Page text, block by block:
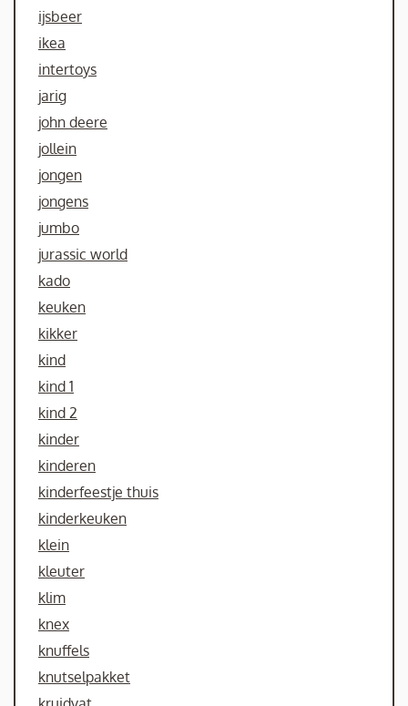
ijsbeer
ikea
intertoys
jarig
john deere
jollein
jongen
jongens
jumbo
jurassic world
kado
keuken
kikker
kind
kind 1
kind 2
kinder
kinderen
kinderfeestje thuis
kinderkeuken
klein
kleuter
klim
knex
knuffels
knutselpakket